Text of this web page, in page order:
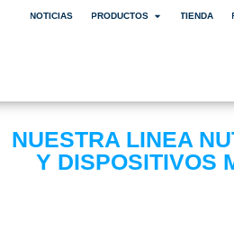
NOTICIAS PRODUCTOS TIENDA
NUESTRA LINEA
Y DISPOSITIVOS